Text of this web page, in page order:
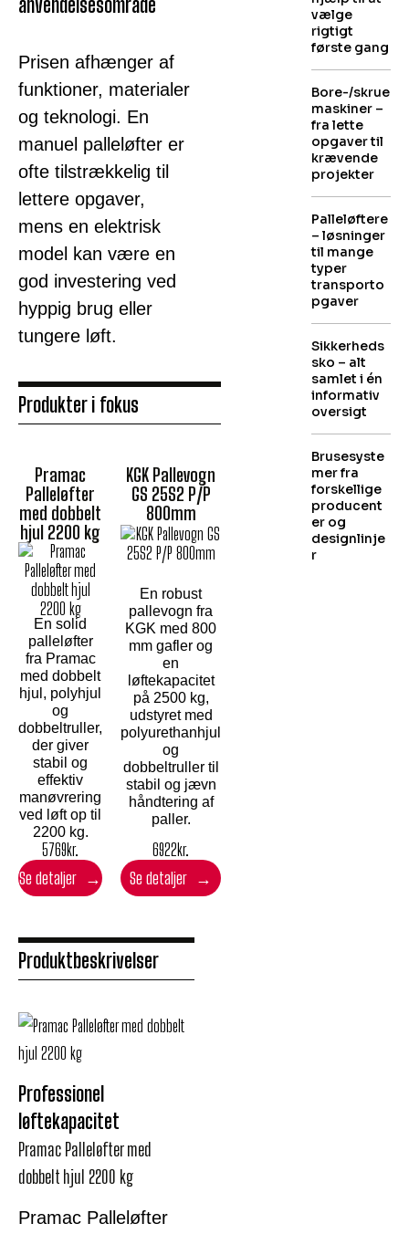
anvendelsesområde
Prisen afhænger af
funktioner, materialer
og teknologi. En
manuel palleløfter er
ofte tilstrækkelig til
lettere opgaver,
mens en elektrisk
model kan være en
god investering ved
hyppig brug eller
tungere løft.
Produkter i fokus
Pramac
Palleløfter
med dobbelt
hjul 2200 kg
En solid
palleløfter
fra Pramac
med dobbelt
hjul, polyhjul
og
dobbeltruller,
der giver
stabil og
effektiv
manøvrering
ved løft op til
2200 kg.
5769kr.
Se detaljer
KGK Pallevogn
GS 25S2 P/P
800mm
En robust
pallevogn fra
KGK med 800
mm gafler og
en
løftekapacitet
på 2500 kg,
udstyret med
polyurethanhjul
og
dobbeltruller til
stabil og jævn
håndtering af
paller.
6922kr.
Se detaljer
Produktbeskrivelser
Professionel
løftekapacitet
Pramac Palleløfter med
dobbelt hjul 2200 kg
Pramac Palleløfter
vælge
rigtigt
første gang
Bore-/skrue
maskiner –
fra lette
opgaver til
krævende
projekter
Palleløftere
– løsninger
til mange
typer
transporto
pgaver
Sikkerheds
sko – alt
samlet i én
informativ
oversigt
Brusesyste
mer fra
forskellige
producent
er og
designlinje
r